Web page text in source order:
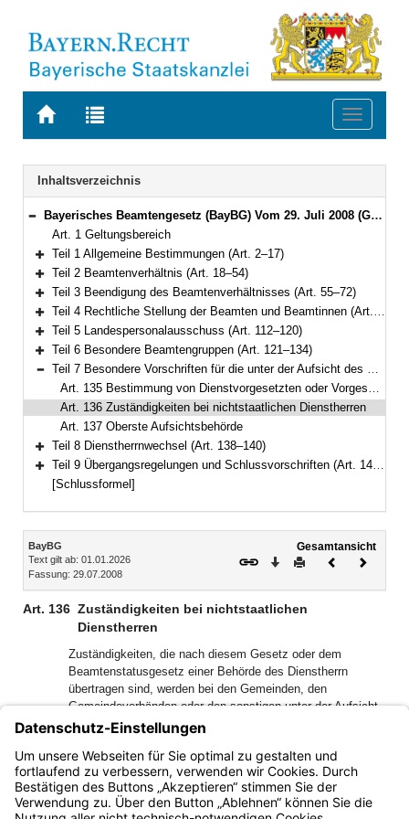
Zur
BAYERN.RECHT
Zur
letzten
Suche
Toggle
Navigation
Inhaltsverzeichnis
Bereich reduzieren
Bayerisches Beamtengesetz (BayBG) Vom 29. Juli 2008 (GVBl. S. 500) BayRS 2030-1-1-F (Art. 1–147)
Art. 1 Geltungsbereich
Bereich erweitern
Teil 1 Allgemeine Bestimmungen (Art. 2–17)
Bereich erweitern
Teil 2 Beamtenverhältnis (Art. 18–54)
Bereich erweitern
Teil 3 Beendigung des Beamtenverhältnisses (Art. 55–72)
Bereich erweitern
Teil 4 Rechtliche Stellung der Beamten und Beamtinnen (Art. 73–111)
Bereich erweitern
Teil 5 Landespersonalausschuss (Art. 112–120)
Bereich erweitern
Teil 6 Besondere Beamtengruppen (Art. 121–134)
Bereich reduzieren
Teil 7 Besondere Vorschriften für die unter der Aufsicht des Staates stehenden Körperschaften, Anstalten und Stiftungen des öffentlichen Rechts (Art. 135–137)
Art. 135 Bestimmung von Dienstvorgesetzten oder Vorgesetzten
Art. 136 Zuständigkeiten bei nichtstaatlichen Dienstherren
Art. 137 Oberste Aufsichtsbehörde
Bereich erweitern
Teil 8 Dienstherrnwechsel (Art. 138–140)
Bereich erweitern
Teil 9 Übergangsregelungen und Schlussvorschriften (Art. 141–147)
[Schlussformel]
Inhalt
BayBG
Text gilt ab: 01.01.2026
Fassung: 29.07.2008
Gesamtansicht
Download
DruckenVorheriges
Art. 136 Zuständigkeiten bei nichtstaatlichen
Dienstherren
Zuständigkeiten, die nach diesem Gesetz oder dem
Beamtenstatusgesetz einer Behörde des Dienstherrn
übertragen sind, werden bei den Gemeinden, den
Gemeindeverbänden oder den sonstigen unter der Aufsicht
des Staates stehenden Körperschaften, Anstalten und
Stiftungen des öffentlichen Rechts von den nach Gesetz,
Rechtsverordnung oder Satzung zuständigen Organen oder
Stellen wahrgenommen.